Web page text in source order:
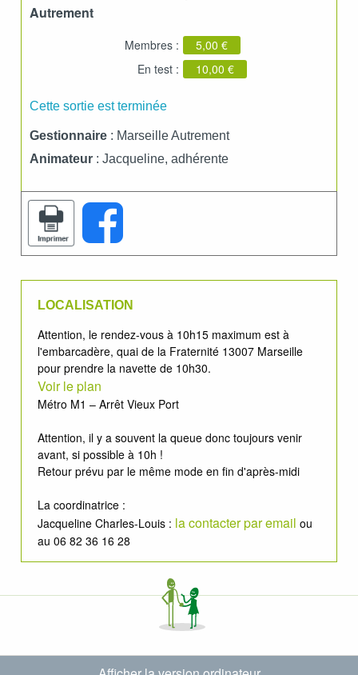
Autrement
Membres :
5,00 €
En test :
10,00 €
Cette sortie est terminée
Gestionnaire : Marseille Autrement
Animateur : Jacqueline, adhérente
LOCALISATION
Attention, le rendez-vous à 10h15 maximum est à
l'embarcadère, quai de la Fraternité 13007 Marseille
pour prendre la navette de 10h30.
Voir le plan
Métro M1 – Arrêt Vieux Port
Attention, il y a souvent la queue donc toujours venir
avant, si possible à 10h !
Retour prévu par le même mode en fin d'après-midi
La coordinatrice :
Jacqueline Charles-Louis : la contacter par email ou
au 06 82 36 16 28